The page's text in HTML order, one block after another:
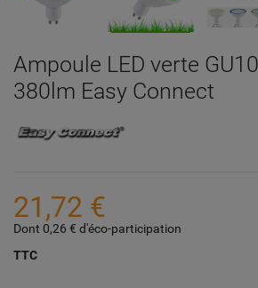
Ampoule LED verte
380lm Easy Connect
21,72 €
Dont 0,26 € d'éco-participation
TTC